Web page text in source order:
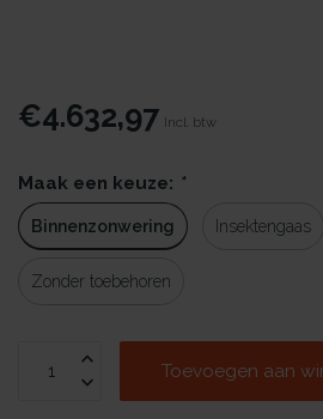
€4.632,97 Incl. btw
Maak een keuze: *
Binnenzonwering Insektengaas
Zonder toebehoren
Toevoegen aan